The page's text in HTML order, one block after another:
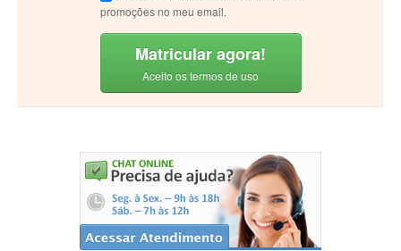
promoções no meu email.
Matricular agora!
Aceito os termos de uso